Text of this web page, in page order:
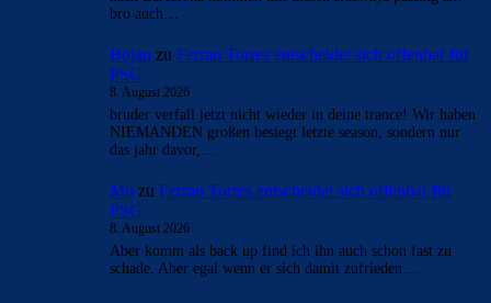
bro auch…
Bojan zu Ferran Torres entscheidet sich offenbar für
PSG
8. August 2026
bruder verfall jetzt nicht wieder in deine trance! Wir haben
NIEMANDEN großen besiegt letzte season, sondern nur
das jahr davor,…
Mo zu Ferran Torres entscheidet sich offenbar für
PSG
8. August 2026
Aber komm als back up find ich ihn auch schon fast zu
schade. Aber egal wenn er sich damit zufrieden…